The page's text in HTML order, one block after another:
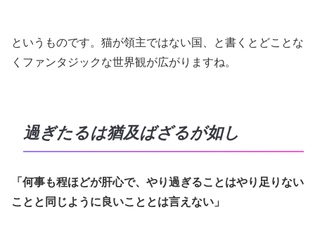
というものです。猫が領主ではない国、と書くとどことな
くファンタジックな世界観が広がりますね。
過ぎたるは猶及ばざるが如し
「何事も程ほどが肝心で、やり過ぎることはやり足りない
ことと同じように良いこととは言えない」